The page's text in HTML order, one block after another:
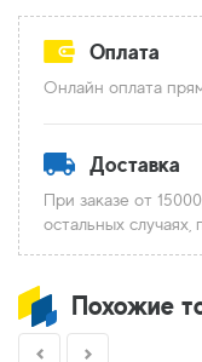
Оплата
Онлайн оплата
Доставка
При заказе от
остальных
Похожие